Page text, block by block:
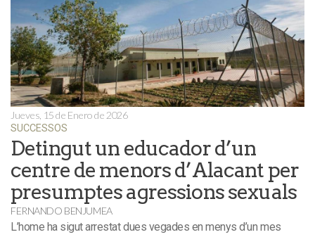
Jueves, 15 de Enero de 2026
SUCCESSOS
Detingut un educador d’un
centre de menors d’Alacant per
presumptes agressions sexuals
FERNANDO BENJUMEA
L’home ha sigut arrestat dues vegades en menys d’un mes